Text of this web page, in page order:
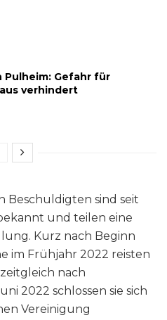
Pulheim: Gefahr für
verhindert
Beschuldigten sind seit
und teilen eine
Kurz nach Beginn
im Frühjahr 2022 reisten
nach
2022 schlossen sie sich
Vereinigung